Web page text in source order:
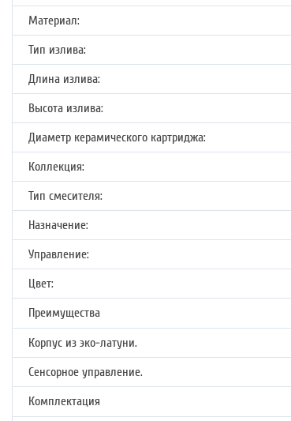
Материал:
Тип излива:
Длина излива:
Высота излива:
Диаметр керамического картриджа:
Коллекция:
Тип смесителя:
Назначение:
Управление:
Цвет:
Преимущества
Корпус из эко-латуни.
Сенсорное управление.
Комплектация